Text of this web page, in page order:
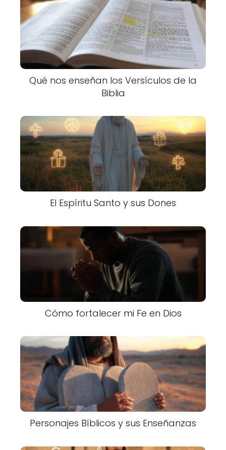
Qué nos enseñan los Versículos de la
Biblia
El Espíritu Santo y sus Dones
Cómo fortalecer mi Fe en Dios
Personajes Bíblicos y sus Enseñanzas